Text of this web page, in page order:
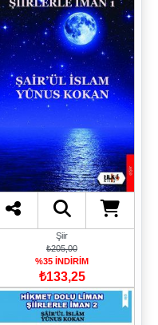
Şiir
₺205,00
%35 İNDİRİM
₺133,25